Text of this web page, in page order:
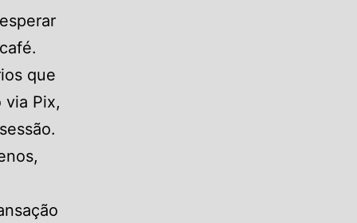
que
via Pix,